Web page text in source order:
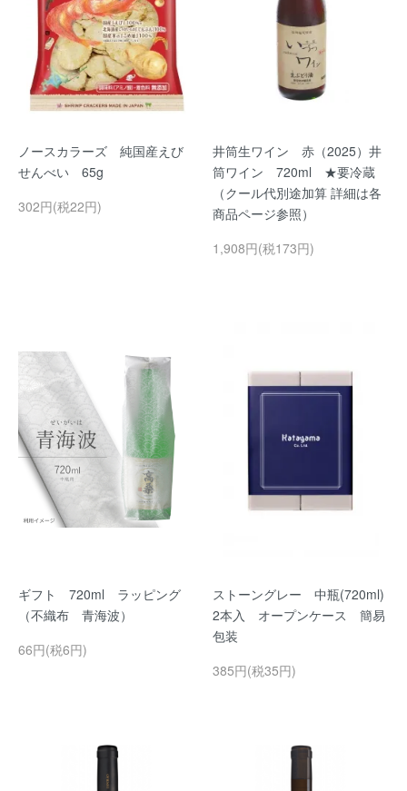
ノースカラーズ 純国産えび
せんべい 65g
302円(税22円)
井筒生ワイン 赤（2025）井
筒ワイン 720ml ★要冷蔵
（クール代別途加算 詳細は各
商品ページ参照）
1,908円(税173円)
ギフト 720ml ラッピング
（不織布 青海波）
66円(税6円)
ストーングレー 中瓶(720ml)
2本入 オープンケース 簡易
包装
385円(税35円)